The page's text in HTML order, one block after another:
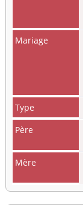
Mariage
Type
Père
Mère